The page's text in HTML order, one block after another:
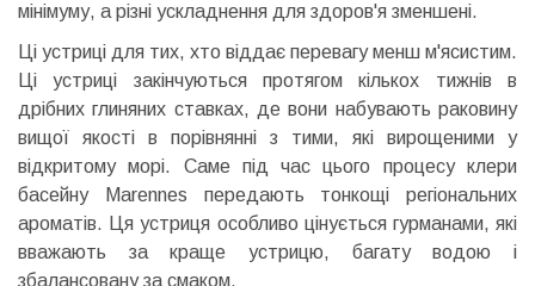
мінімуму, а різні ускладнення для здоров'я зменшені.
Ці устриці для тих, хто віддає перевагу менш м'ясистим.
Ці устриці закінчуються протягом кількох тижнів в
дрібних глиняних ставках, де вони набувають раковину
вищої якості в порівнянні з тими, які вирощеними у
відкритому морі. Саме під час цього процесу клери
басейну Marennes передають тонкощі регіональних
ароматів. Ця устриця особливо цінується гурманами, які
вважають за краще устрицю, багату водою і
збалансовану за смаком.